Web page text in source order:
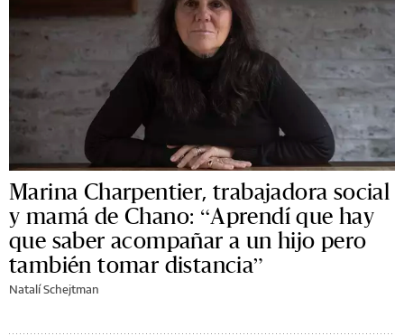
Marina Charpentier, trabajadora social
y mamá de Chano: “Aprendí que hay
que saber acompañar a un hijo pero
también tomar distancia”
Natalí Schejtman